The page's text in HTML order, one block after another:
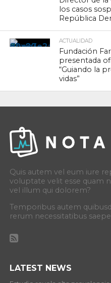
los casos
República
ACTUALIDAD
Fundación
presentada
“Guiando la
vidas”
Quis autem vel eum iure
voluptate velit esse quam
vel illum qui dolorem?
Temporibus autem
rerum necessitatibus
LATEST NEWS